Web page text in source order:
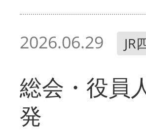
2026.06.29 JR
総会・役員
発